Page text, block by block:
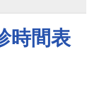
時間表